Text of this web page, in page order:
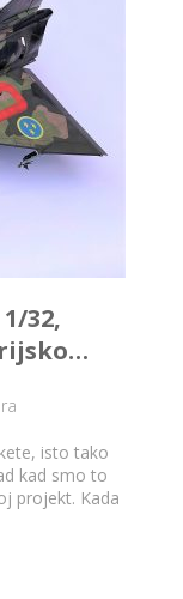
32,
isto tako
kad smo to
projekt. Kada